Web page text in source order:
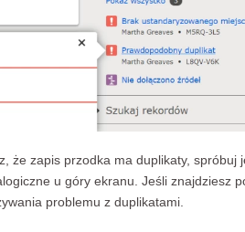
że zapis przodka ma duplikaty, spróbuj
u góry ekranu. Jeśli znajdziesz
problemu z duplikatami.